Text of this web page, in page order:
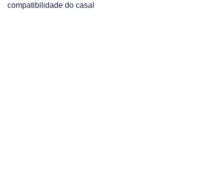
compatibilidade do casal